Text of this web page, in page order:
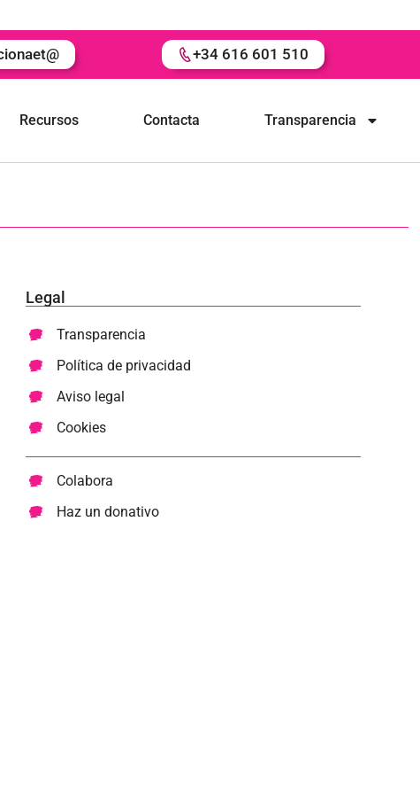
Recursos Contacta Transparencia
+34 616 601 510
Legal
Transparencia
Política de privacidad
Aviso legal
Cookies
Colabora
Haz un donativo